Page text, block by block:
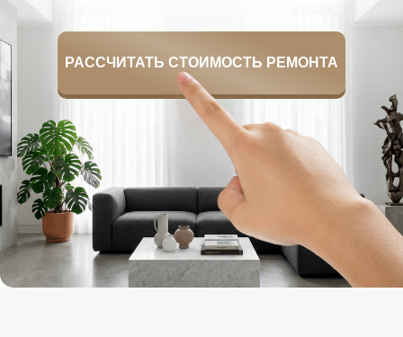
РАССЧИТАТЬ СТОИМОСТЬ РЕМОНТА